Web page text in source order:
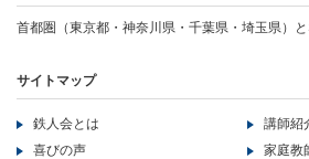
首都圏（東京都・神奈川県・千葉県・埼玉県）と
サイトマップ
鉄人会とは
喜びの声
講師紹
家庭教